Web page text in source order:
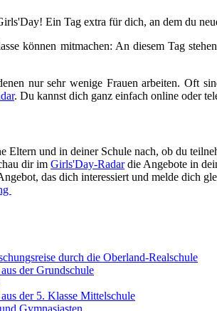
Ein Tag extra für dich, an dem du
können mitmachen: An diesem Tag
nur sehr wenige Frauen arbeiten. Oft
. Du kannst dich ganz einfach online oder
Eltern und in deiner Schule nach, ob du
dir im Girls'Day-Radardie Angebote in
das dich interessiert und melde dich
durch die Oberland-Realschule
der Grundschule
der 5. Klasse Mittelschule